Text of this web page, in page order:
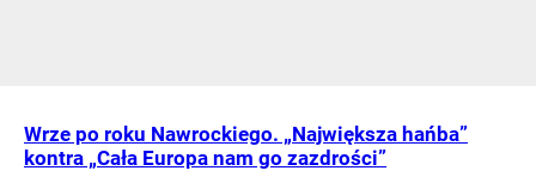
Wrze po roku Nawrockiego. „Największa hańba”
kontra „Cała Europa nam go zazdrości”